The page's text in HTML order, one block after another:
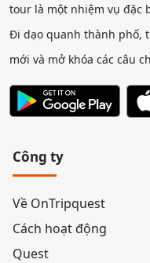
tour là một nhiệm vụ đặc
Đi dạo quanh thành phố,
mới và mở khóa các câu
Công ty
Về OnTripquest
Cách hoạt động
Quest